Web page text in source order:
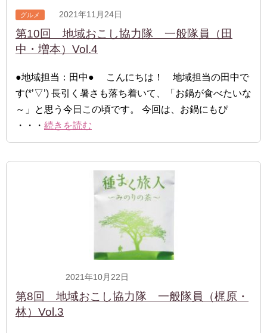
グルメ 2021年11月24日
第10回 地域おこし協力隊 一般隊員（田
中・増本）Vol.4
●地域担当：田中● こんにちは！ 地域担当の田中で
す(*’▽’) 長引く暑さも落ち着いて、「お鍋が食べたいな
～」と思う今日この頃です。 今回は、お鍋にもぴ
・・・ 続きを読む
2021年10月22日
第8回 地域おこし協力隊 一般隊員（梶原・
林）Vol.3